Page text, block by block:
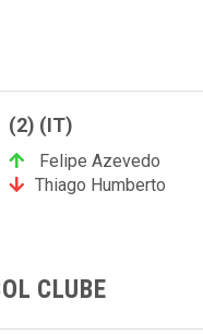
(2) (IT)
Felipe Azevedo
Thiago Humberto
CLUBE